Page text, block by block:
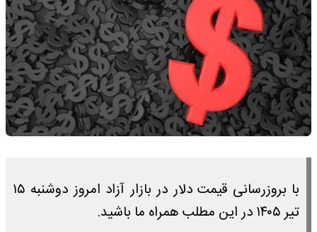
با بروزرسانی قیمت دلار در بازار آزاد امروز دوشنبه ۱۵
تیر ۱۴۰۵ در این مطلب همراه ما باشید.